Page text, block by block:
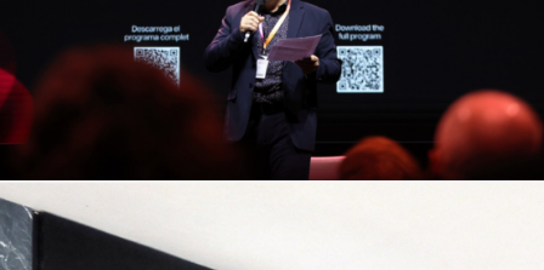
Estratègia de marketing i branding